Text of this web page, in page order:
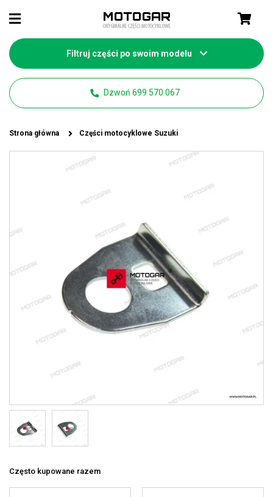
Filtruj części po swoim modelu
Dzwoń 699 570 067
Strona główna Części motocyklowe Suzuki
Często kupowane razem